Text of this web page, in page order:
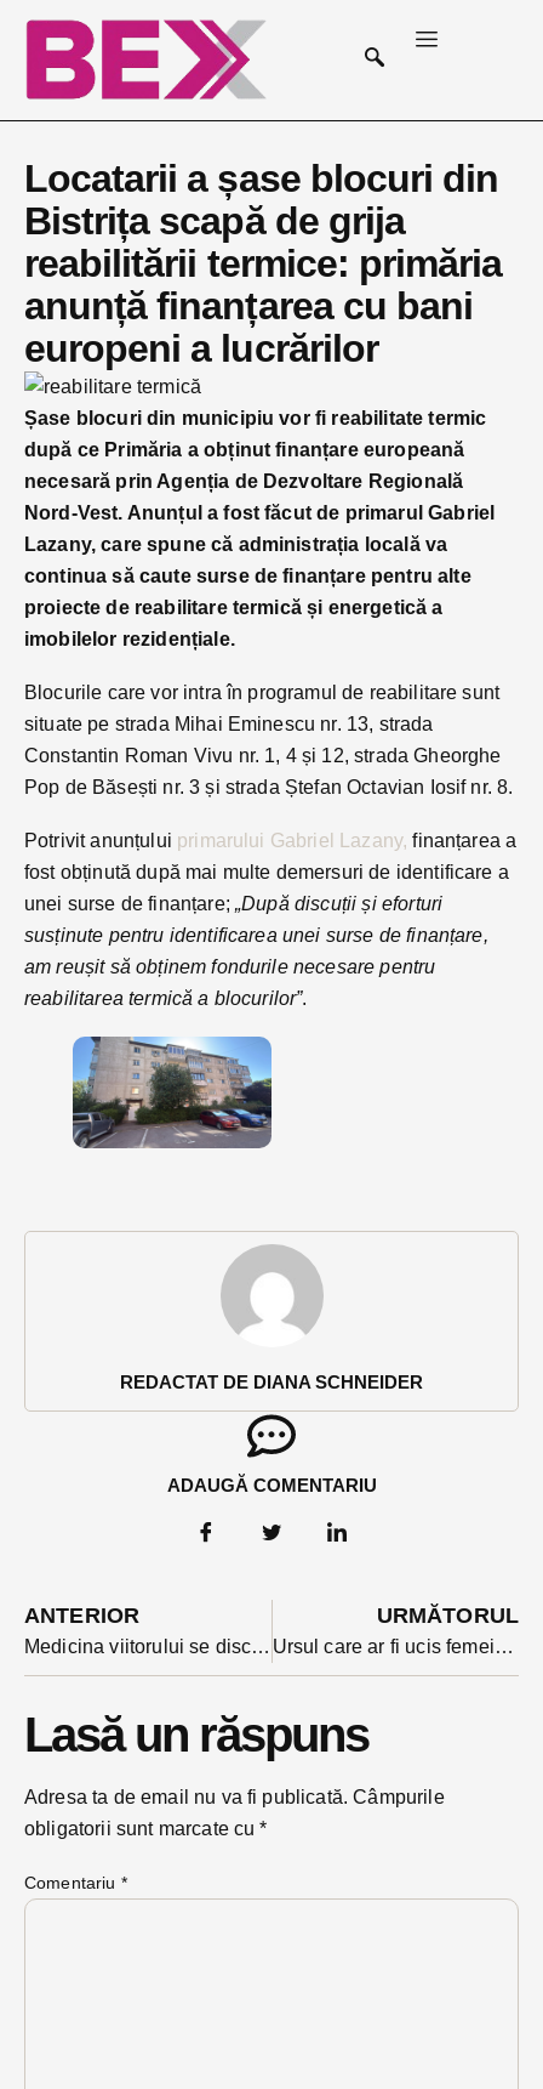
Locatarii a șase blocuri din
Bistrița scapă de grija
reabilitării termice: primăria
anunță finanțarea cu bani
europeni a lucrărilor
REDACTAT DE DIANA SCHNEIDER
ADAUGĂ COMENTARIU
Șase blocuri din municipiu vor fi reabilitate termic
după ce Primăria a obținut finanțare europeană
necesară prin Agenția de Dezvoltare Regională
Nord-Vest. Anunțul a fost făcut de primarul Gabriel
Lazany, care spune că administrația locală va
continua să caute surse de finanțare pentru alte
proiecte de reabilitare termică și energetică a
imobilelor rezidențiale.
Blocurile care vor intra în programul de reabilitare sunt
situate pe strada Mihai Eminescu nr. 13, strada
Constantin Roman Vivu nr. 1, 4 și 12, strada Gheorghe
Pop de Băsești nr. 3 și strada Ștefan Octavian Iosif nr. 8.
Potrivit anunțului primarului Gabriel Lazany, finanțarea a
fost obținută după mai multe demersuri de identificare a
unei surse de finanțare;„După discuții și eforturi
susținute pentru identificarea unei surse de finanțare,
am reușit să obținem fondurile necesare pentru
reabilitarea termică a blocurilor”.
ANTERIOR
Medicina viitorului se discută la Bistrița. Specialiști din întreaga țară vin la conferința SCJU
URMĂTORUL
Ursul care ar fi ucis femeia din Bichigiu a fost împușcat, anunță autoritățile locale
Lasă un răspuns
Adresa ta de email nu va fi publicată. Câmpurile
obligatorii sunt marcate cu*
Comentariu *